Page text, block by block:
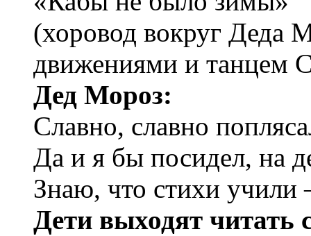
(хоровод вокруг Деда
движениями и танцем
Дед Мороз:
Славно, славно
Да и я бы посидел, на
Знаю, что стихи учили
Дети выходят читать